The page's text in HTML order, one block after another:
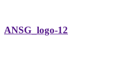
ANSG_logo-12